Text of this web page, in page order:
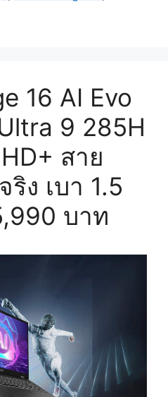
16 AI Evo
9 285H
สาย
ง เบา 1.5
บาท